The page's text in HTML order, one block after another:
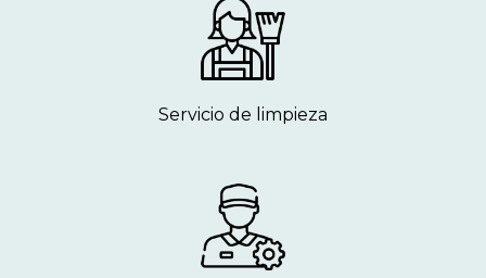
Servicio de limpieza